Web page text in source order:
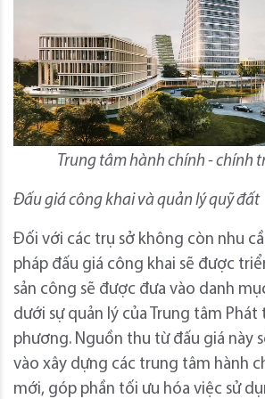
Trung tâm hành chính - chính
Đấu giá công khai và quản lý quỹ đất
Đối với các trụ sở không còn nhu
pháp đấu giá công khai sẽ được
sản công sẽ được đưa vào danh
dưới sự quản lý của Trung tâm
phương. Nguồn thu từ đấu giá này
vào xây dựng các trung tâm hành
mới, góp phần tối ưu hóa việc sử